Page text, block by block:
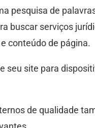
pesquisa de
buscar serviços
conteúdo de página.
seu site para
de qualidade